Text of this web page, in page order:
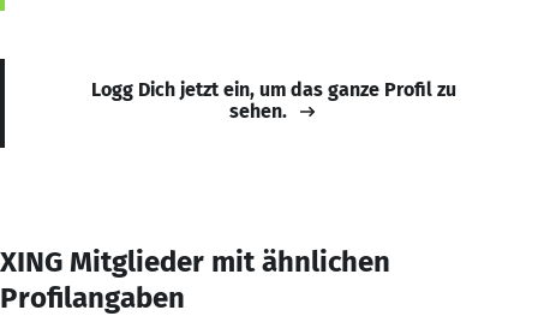
Logg Dich jetzt ein, um das ganze Profil zu
sehen.
XING Mitglieder mit ähnlichen
Profilangaben